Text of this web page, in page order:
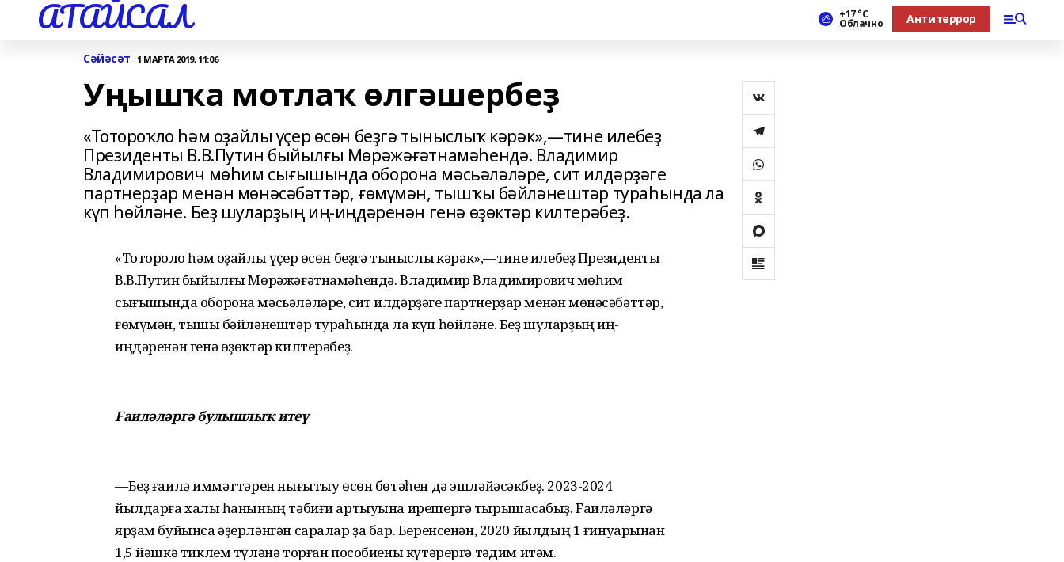
АТАЙСАЛ +17 °С
Облачно Антитеррор
Сәйәсәт 1 МАРТА 2019, 11:06
Уңышҡа мотлаҡ өлгәшербеҙ
«Тотороҡло һәм оҙайлы үҫер өсөн беҙгә тыныслыҡ кәрәк»,—тине илебеҙ
Президенты В.В.Путин быйылғы Мөрәжәғәтнамәһендә. Владимир
Владимирович мөһим сығышында оборона мәсьәләләре, сит илдәрҙәге
партнерҙар менән мөнәсәбәттәр, ғөмүмән, тышҡы бәйләнештәр тураһында ла
күп һөйләне. Беҙ шуларҙың иң-иңдәренән генә өҙөктәр килтерәбеҙ.
«Тотороҡло һәм оҙайлы үҫер өсөн беҙгә тыныслыҡ кәрәк»,—тине илебеҙ Президенты
В.В.Путин быйылғы Мөрәжәғәтнамәһендә. Владимир Владимирович мөһим
сығышында оборона мәсьәләләре, сит илдәрҙәге партнерҙар менән мөнәсәбәттәр,
ғөмүмән, тышҡы бәйләнештәр тураһында ла күп һөйләне. Беҙ шуларҙың иң-
иңдәренән генә өҙөктәр килтерәбеҙ.
Fаиләләргә булышлыҡ итеү
—Беҙ ғаилә ҡиммәттәрен нығытыу өсөн бөтәһен дә эшләйәсәкбеҙ. 2023-2024
йылдарға халыҡ һанының тәбиғи артыуына ирешергә тырышасаҡбыҙ. Fаиләләргә
ярҙам буйынса әҙерләнгән саралар ҙа бар. Беренсенән, 2020 йылдың 1 ғинуарынан
1,5 йәшкә тиклем түләнә торған пособиены күтәрергә тәҡдим итәм.